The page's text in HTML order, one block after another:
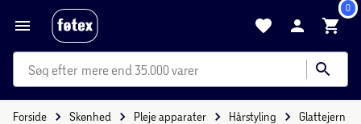
0
mere end 35.000 varer
Forside Skønhed Pleje apparater Hårstyling Glattejern